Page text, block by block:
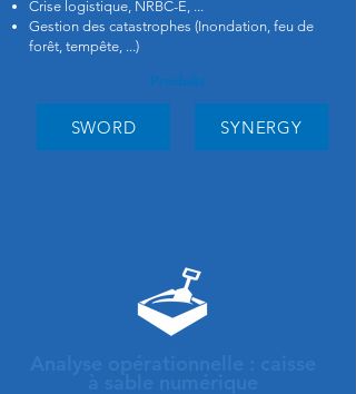
SWORD
Crise logistique, NRBC-E, ...
Gestion des catastrophes (Inondation, feu de
forêt, tempête, ...)
SYNERGY
Produits